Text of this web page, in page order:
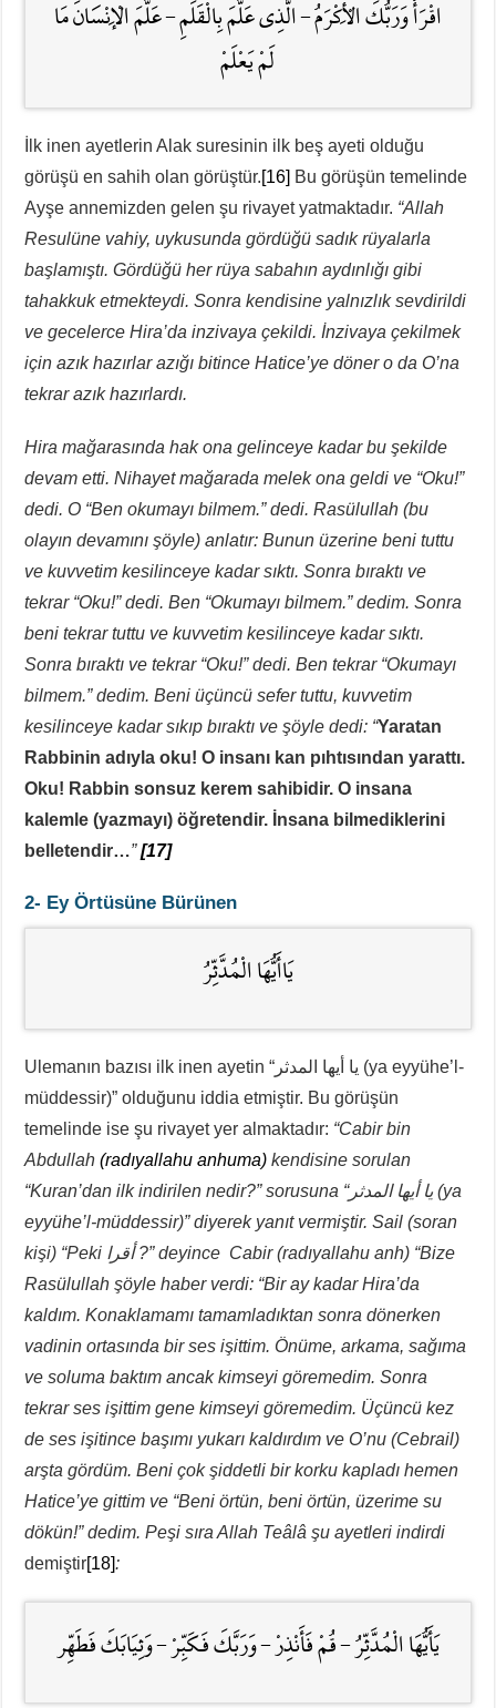
اقْرَأْ وَرَبُّكَ الْأَكْرَمُ – الَّذِي عَلَّمَ بِالْقَلَمِ – عَلَّمَ الْإِنْسَانَ مَا
لَمْ يَعْلَمْ
İlk inen ayetlerin Alak suresinin ilk beş ayeti olduğu
görüşü en sahih olan görüştür.[16] Bu görüşün temelinde
Ayşe annemizden gelen şu rivayet yatmaktadır. “Allah
Resulüne vahiy, uykusunda gördüğü sadık rüyalarla
başlamıştı. Gördüğü her rüya sabahın aydınlığı gibi
tahakkuk etmekteydi. Sonra kendisine yalnızlık sevdirildi
ve gecelerce Hira’da inzivaya çekildi. İnzivaya çekilmek
için azık hazırlar azığı bitince Hatice’ye döner o da O’na
tekrar azık hazırlardı.
Hira mağarasında hak ona gelinceye kadar bu şekilde
devam etti. Nihayet mağarada melek ona geldi ve “Oku!”
dedi. O “Ben okumayı bilmem.” dedi. Rasülullah (bu
olayın devamını şöyle) anlatır: Bunun üzerine beni tuttu
ve kuvvetim kesilinceye kadar sıktı. Sonra bıraktı ve
tekrar “Oku!” dedi. Ben “Okumayı bilmem.” dedim. Sonra
beni tekrar tuttu ve kuvvetim kesilinceye kadar sıktı.
Sonra bıraktı ve tekrar “Oku!” dedi. Ben tekrar “Okumayı
bilmem.” dedim. Beni üçüncü sefer tuttu, kuvvetim
kesilinceye kadar sıkıp bıraktı ve şöyle dedi: “Yaratan
Rabbinin adıyla oku! O insanı kan pıhtısından yarattı.
Oku! Rabbin sonsuz kerem sahibidir. O insana
kalemle (yazmayı) öğretendir. İnsana bilmediklerini
belletendir…”[17]
2- Ey Örtüsüne Bürünen
يَاأَيُّهَا الْمُدَّثِّرُ
Ulemanın bazısı ilk inen ayetin “يا أيها المدثر (ya eyyühe’l-
müddessir)” olduğunu iddia etmiştir. Bu görüşün
temelinde ise şu rivayet yer almaktadır: “Cabir bin
Abdullah(radıyallahu anhuma) kendisine sorulan
“Kuran’dan ilk indirilen nedir?” sorusuna “يا أيها المدثر (ya
eyyühe’l-müddessir)” diyerek yanıt vermiştir. Sail (soran
kişi) “Peki أقرا ?” deyince Cabir (radıyallahu anh) “Bize
Rasülullah şöyle haber verdi: “Bir ay kadar Hira’da
kaldım. Konaklamamı tamamladıktan sonra dönerken
vadinin ortasında bir ses işittim. Önüme, arkama, sağıma
ve soluma baktım ancak kimseyi göremedim. Sonra
tekrar ses işittim gene kimseyi göremedim. Üçüncü kez
de ses işitince başımı yukarı kaldırdım ve O’nu (Cebrail)
arşta gördüm. Beni çok şiddetli bir korku kapladı hemen
Hatice’ye gittim ve “Beni örtün, beni örtün, üzerime su
dökün!” dedim. Peşi sıra Allah Teâlâ şu ayetleri indirdi
demiştir[18]:
يَأَيُّهَا الْمُدَّثِّرُ – قُمْ فَأَنْذِرْ – وَرَبَّكَ فَكَبِّرْ – وَثِيَابَكَ فَطَهِّر